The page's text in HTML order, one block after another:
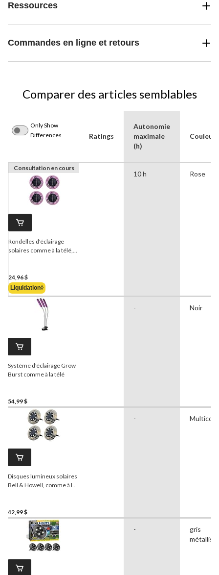
Ressources
Commandes en ligne et retours
Comparer des articles semblables
Only Show
Differences
Ratings
Autonomie
maximale
(h)
Couleur
Consultation en cours
Rondelles d'éclairage
solaires comme à la télé,
24,96 $
Liquidation◊
10 h Rose
Système d'éclairage Grow
Burst comme à la télé
54,99 $
- Noir
Disques lumineux solaires
Bell & Howell, comme à la
42,99 $
-
-
gris
métallisé